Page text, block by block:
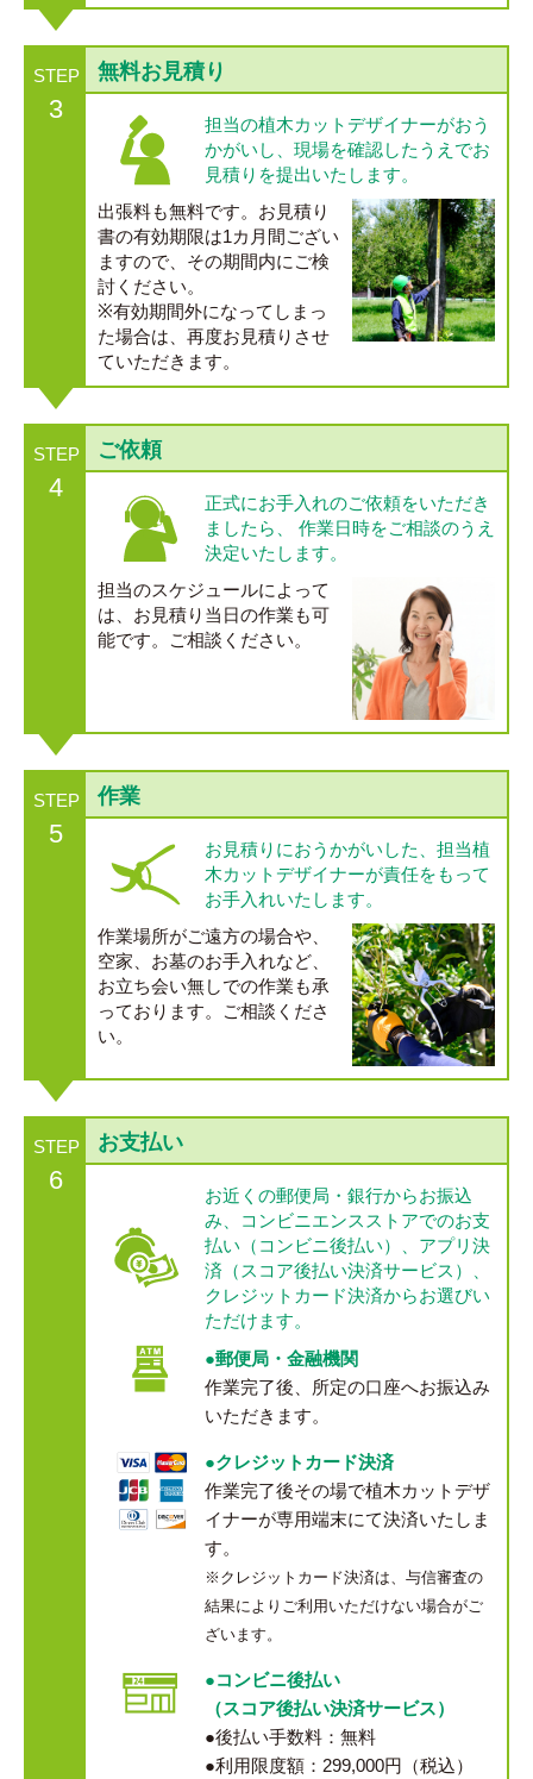
STEP
3
無料お見積り
担当の植木カットデザイナーがおう
かがいし、現場を確認したうえでお
見積りを提出いたします。
出張料も無料です。お見積り
書の有効期限は1カ月間ござい
ますので、その期間内にご検
討ください。
※有効期間外になってしまっ
た場合は、再度お見積りさせ
ていただきます。
STEP
4
ご依頼
正式にお手入れのご依頼をいただき
ましたら、 作業日時をご相談のうえ
決定いたします。
担当のスケジュールによって
は、お見積り当日の作業も可
能です。ご相談ください。
STEP
5
作業
お見積りにおうかがいした、担当植
木カットデザイナーが責任をもって
お手入れいたします。
作業場所がご遠方の場合や、
空家、お墓のお手入れなど、
お立ち会い無しでの作業も承
っております。ご相談くださ
い。
STEP
6
お支払い
お近くの郵便局・銀行からお振込
み、コンビニエンスストアでのお支
払い（コンビニ後払い）、アプリ決
済（スコア後払い決済サービス）、
クレジットカード決済からお選びい
ただけます。
●郵便局・金融機関
作業完了後、所定の口座へお振込み
いただきます。
●クレジットカード決済
作業完了後その場で植木カットデザ
イナーが専用端末にて決済いたしま
す。
※クレジットカード決済は、与信審査の
結果によりご利用いただけない場合がご
ざいます。
●コンビニ後払い
（スコア後払い決済サービス）
●後払い手数料：無料
●利用限度額：299,000円（税込）